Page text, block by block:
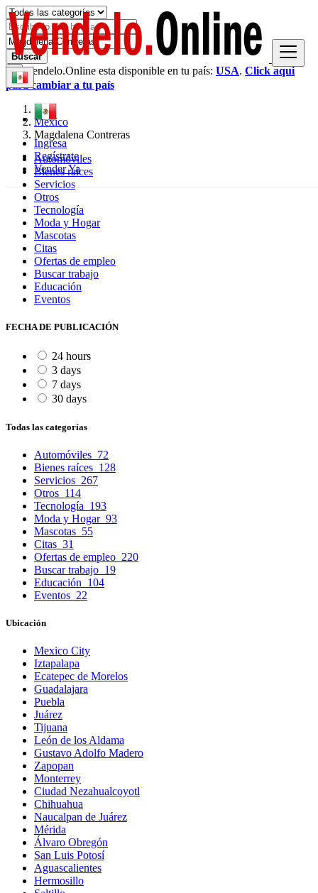
Ingresa
Regístrate
Vender Ya
Buscar
× Vendelo.Online esta disponible en tu país: USA. Click aqui
para cambiar a tu país
México
Magdalena Contreras
Automóviles
Bienes raíces
Servicios
Otros
Tecnología
Moda y Hogar
Mascotas
Citas
Ofertas de empleo
Buscar trabajo
Educación
Eventos
FECHA DE PUBLICACIÓN
24 hours
3 days
7 days
30 days
Todas las categorías
Automóviles 72
Bienes raíces 128
Servicios 267
Otros 114
Tecnología 193
Moda y Hogar 93
Mascotas 55
Citas 31
Ofertas de empleo 220
Buscar trabajo 19
Educación 104
Eventos 22
Ubicación
Mexico City
Iztapalapa
Ecatepec de Morelos
Guadalajara
Puebla
Juárez
Tijuana
León de los Aldama
Gustavo Adolfo Madero
Zapopan
Monterrey
Ciudad Nezahualcoyotl
Chihuahua
Naucalpan de Juárez
Mérida
Álvaro Obregón
San Luis Potosí
Aguascalientes
Hermosillo